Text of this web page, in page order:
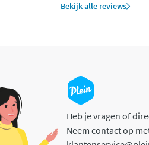
Bekijk alle reviews
Heb je vragen of
Neem contact op